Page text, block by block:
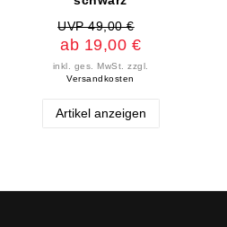
UVP 49,00 €
ab 19,00 €
inkl. ges. MwSt. zzgl.
Versandkosten
Artikel anzeigen